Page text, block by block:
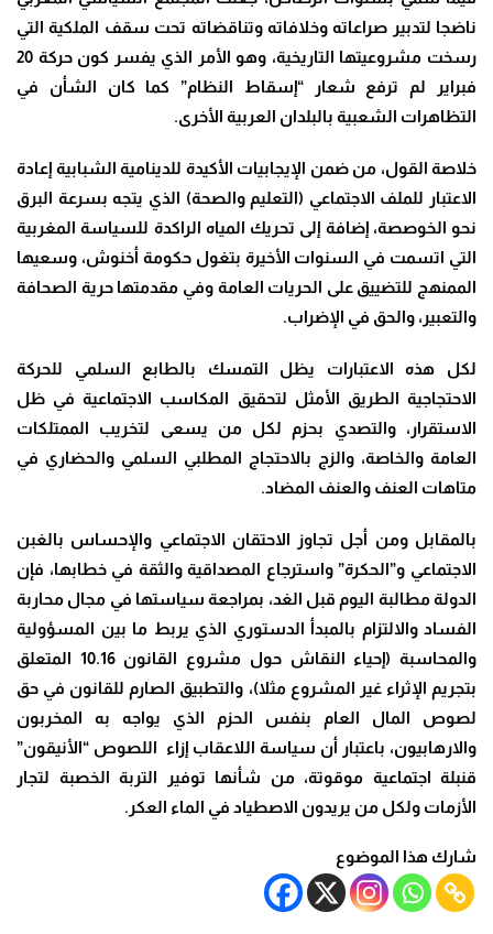
ناضجا لتدبير صراعاته وخلافاته وتناقضاته تحت سقف الملكية التي
رسخت مشروعيتها التاريخية، وهو الأمر الذي يفسر كون حركة 20
فبراير لم ترفع شعار “إسقاط النظام” كما كان الشأن في
التظاهرات الشعبية بالبلدان العربية الأخرى.
خلاصة القول، من ضمن الإيجابيات الأكيدة للدينامية الشبابية إعادة
الاعتبار للملف الاجتماعي (التعليم والصحة) الذي يتجه بسرعة البرق
نحو الخوصصة، إضافة إلى تحريك المياه الراكدة للسياسة المغربية
التي اتسمت في السنوات الأخيرة بتغول حكومة أخنوش، وسعيها
الممنهج للتضييق على الحريات العامة وفي مقدمتها حرية الصحافة
والتعبير، والحق في الإضراب.
لكل هذه الاعتبارات يظل التمسك بالطابع السلمي للحركة
الاحتجاجية الطريق الأمثل لتحقيق المكاسب الاجتماعية في ظل
الاستقرار، والتصدي بحزم لكل من يسعى لتخريب الممتلكات
العامة والخاصة، والزج بالاحتجاج المطلبي السلمي والحضاري في
متاهات العنف والعنف المضاد.
بالمقابل ومن أجل تجاوز الاحتقان الاجتماعي والإحساس بالغبن
الاجتماعي و”الحكرة” واسترجاع المصداقية والثقة في خطابها، فإن
الدولة مطالبة اليوم قبل الغد، بمراجعة سياستها في مجال محاربة
الفساد والالتزام بالمبدأ الدستوري الذي يربط ما بين المسؤولية
والمحاسبة (إحياء النقاش حول مشروع القانون 10.16 المتعلق
بتجريم الإثراء غير المشروع مثلا)، والتطبيق الصارم للقانون في حق
لصوص المال العام بنفس الحزم الذي يواجه به المخربون
والارهابيون، باعتبار أن سياسة اللاعقاب إزاء اللصوص “الأنيقون”
قنبلة اجتماعية موقوتة، من شأنها توفير التربة الخصبة لتجار
الأزمات ولكل من يريدون الاصطياد في الماء العكر .
شارك هذا الموضوع